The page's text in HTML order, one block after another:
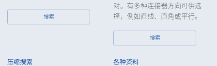
搜索
对。有多种连接器方向可供选
择，例如直线、直角或平行。
搜索
压缩搜索 各种资料